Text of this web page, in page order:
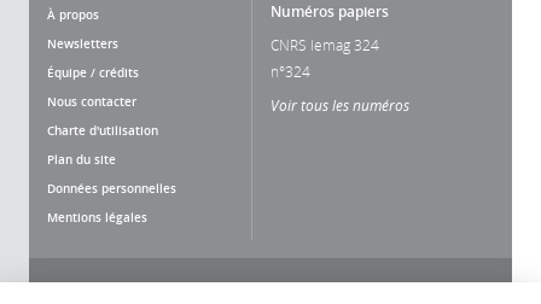
À propos
Newsletters
Équipe / crédits
Nous contacter
Charte d'utilisation
Plan du site
Données personnelles
Mentions légales
Numéros papiers
CNRS lemag 324
n°324
Voir tous les numéros